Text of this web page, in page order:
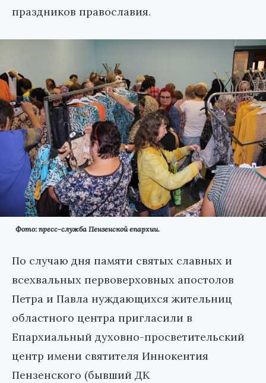
праздников православия.
Фото: пресс-служба Пензенской епархии.
По случаю дня памяти святых славных и
всехвальных первоверховных апостолов
Петра и Павла нуждающихся жительниц
областного центра пригласили в
Епархиальный духовно-просветительский
центр имени святителя Иннокентия
Пензенского (бывший ДК